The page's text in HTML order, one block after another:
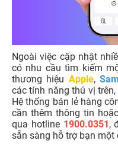
Ngoài việc cập nhật
có nhu cầu tìm kiếm
thương hiệu Apple,
các tính năng thú vị
Hệ thống bán lẻ hàng
cần thêm thông tin
qua hotline 1900.0351 ,
sẵn sàng hỗ trợ bạn